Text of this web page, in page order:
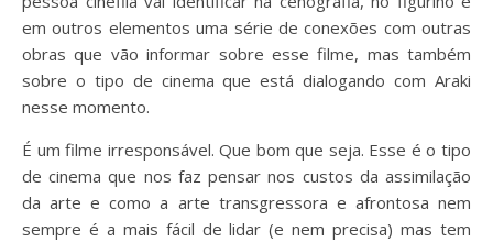
em outros elementos uma série de conexões com outras
obras que vão informar sobre esse filme, mas também
sobre o tipo de cinema que está dialogando com Araki
nesse momento.
É um filme irresponsável. Que bom que seja. Esse é o tipo
de cinema que nos faz pensar nos custos da assimilação
da arte e como a arte transgressora e afrontosa nem
sempre é a mais fácil de lidar (e nem precisa) mas tem